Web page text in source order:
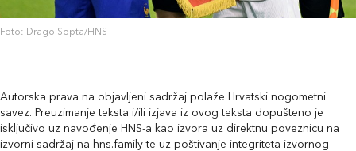
Foto: Drago Sopta/HNS
Autorska prava na objavljeni sadržaj polaže Hrvatski nogometni
savez. Preuzimanje teksta i/ili izjava iz ovog teksta dopušteno je
isključivo uz navođenje HNS-a kao izvora uz direktnu poveznicu na
izvorni sadržaj na hns.family te uz poštivanje integriteta izvornog